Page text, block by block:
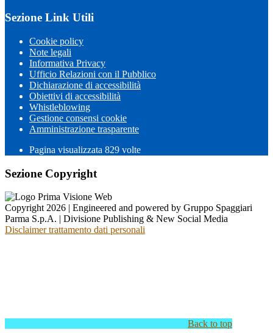
Sezione Link Utili
Cookie policy
Note legali
Informativa Privacy
Ufficio Relazioni con il Pubblico
Dichiarazione di accessibilità
Obiettivi di accessibilità
Whistleblowing
Gestione consensi cookie
Amministrazione trasparente
Pagina visualizzata 829 volte
Sezione Copyright
Copyright 2026 | Engineered and powered by Gruppo Spaggiari
Parma S.p.A. | Divisione Publishing & New Social Media
Disclaimer trattamento dati personali
Back to top